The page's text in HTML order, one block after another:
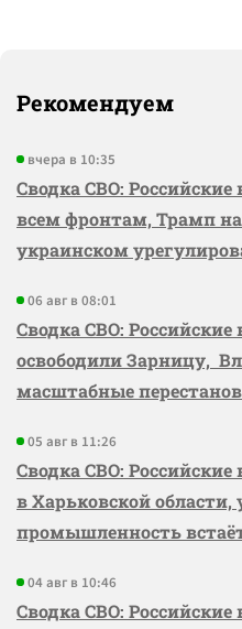
Рекомендуем
вчера в 10:35
Сводка СВО:
всем фронтам, Трамп
украинском
06 авг в 08:01
Сводка СВО:
освободили Зарницу,
масштабные
05 авг в 11:26
Сводка СВО:
в Харьковской области,
промышленность
04 авг в 10:46
Сводка СВО: Российские